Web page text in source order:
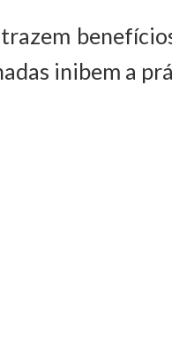
inibem a